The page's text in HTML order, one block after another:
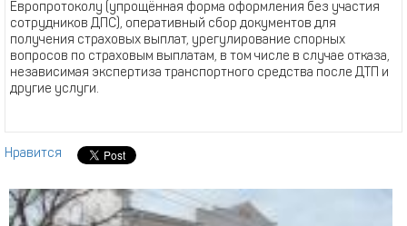
Европротоколу (упрощённая форма оформления без участия
сотрудников ДПС), оперативный сбор документов для
получения страховых выплат, урегулирование спорных
вопросов по страховым выплатам, в том числе в случае отказа,
независимая экспертиза транспортного средства после ДТП и
другие услуги.
Нравится